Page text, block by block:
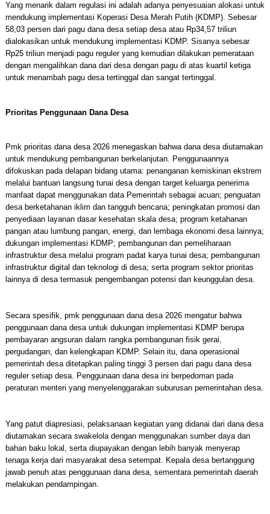
Yang menarik dalam regulasi ini adalah adanya penyesuaian alokasi untuk
mendukung implementasi Koperasi Desa Merah Putih (KDMP). Sebesar
58,03 persen dari pagu dana desa setiap desa atau Rp34,57 triliun
dialokasikan untuk mendukung implementasi KDMP. Sisanya sebesar
Rp25 triliun menjadi pagu reguler yang kemudian dilakukan pemerataan
dengan mengalihkan dana dari desa dengan pagu di atas kuartil ketiga
untuk menambah pagu desa tertinggal dan sangat tertinggal.
Prioritas Penggunaan Dana Desa
Pmk prioritas dana desa 2026 menegaskan bahwa dana desa diutamakan
untuk mendukung pembangunan berkelanjutan. Penggunaannya
difokuskan pada delapan bidang utama: penanganan kemiskinan ekstrem
melalui bantuan langsung tunai desa dengan target keluarga penerima
manfaat dapat menggunakan data Pemerintah sebagai acuan; penguatan
desa berketahanan iklim dan tangguh bencana; peningkatan promosi dan
penyediaan layanan dasar kesehatan skala desa; program ketahanan
pangan atau lumbung pangan, energi, dan lembaga ekonomi desa lainnya;
dukungan implementasi KDMP; pembangunan dan pemeliharaan
infrastruktur desa melalui program padat karya tunai desa; pembangunan
infrastruktur digital dan teknologi di desa; serta program sektor prioritas
lainnya di desa termasuk pengembangan potensi dan keunggulan desa.
Secara spesifik, pmk penggunaan dana desa 2026 mengatur bahwa
penggunaan dana desa untuk dukungan implementasi KDMP berupa
pembayaran angsuran dalam rangka pembangunan fisik gerai,
pergudangan, dan kelengkapan KDMP. Selain itu, dana operasional
pemerintah desa ditetapkan paling tinggi 3 persen dari pagu dana desa
reguler setiap desa. Penggunaan dana desa ini berpedoman pada
peraturan menteri yang menyelenggarakan suburusan pemerintahan desa.
Yang patut diapresiasi, pelaksanaan kegiatan yang didanai dari dana desa
diutamakan secara swakelola dengan menggunakan sumber daya dan
bahan baku lokal, serta diupayakan dengan lebih banyak menyerap
tenaga kerja dari masyarakat desa setempat. Kepala desa bertanggung
jawab penuh atas penggunaan dana desa, sementara pemerintah daerah
melakukan pendampingan.